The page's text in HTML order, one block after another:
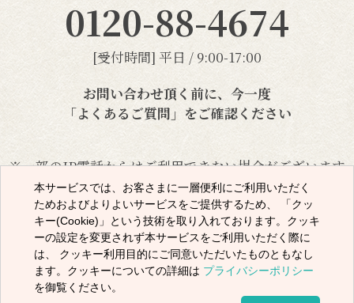
0120-88-4674
[受付時間] 平日 / 9:00-17:00
お問い合わせ頂く前に、今一度
「よくあるご質問」 をご確認ください
※一部のIP電話からはご利用できない場合がございます
メールでのお問い合わせ
株式会社一蘭
〒810-0801 福岡県福岡市博多区中洲5-3-2一蘭本社ビル
本サービスでは、お客さまに一層便利にご利用いただく
ためおよびよりよいサービスをご提供するため、 「クッ
キー(Cookie)」という技術を取り入れております。クッキ
ーの設定を変更されず本サービスをご利用いただく際に
は、 クッキー利用目的にご同意いただいたものともなし
ます。クッキーについての詳細は プライバシーポリシー
を御覧ください。